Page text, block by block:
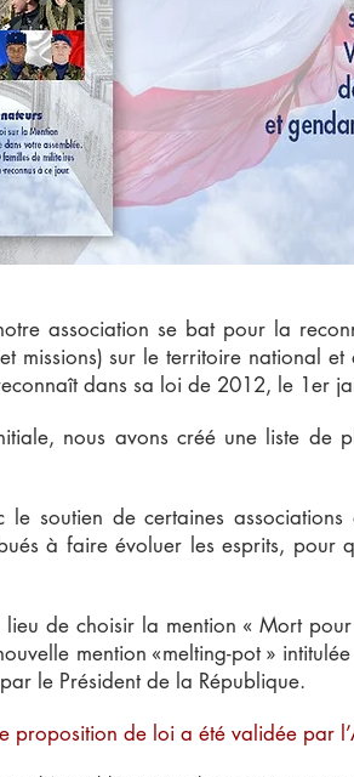
association se bat pour la
missions) sur le territoire national
dans sa loi de 2012, le 1er
nous avons créé une liste de
le soutien de certaines
à faire évoluer les esprits, pour
de choisir la mention « Mort
mention «melting-pot »
le Président de la République.
proposition de loi a été validée par